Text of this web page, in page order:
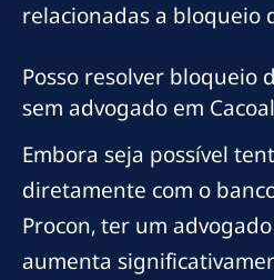
relacionadas a bloqueio
Posso resolver bloqueio
sem advogado em
Embora seja possível
diretamente com o
Procon, ter um
aumenta